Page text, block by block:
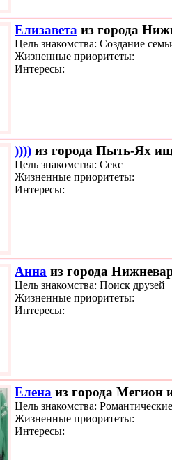
Елизавета из города
Цель знакомства: Создание
Жизненные приоритеты:
Интересы:
)))) из города Пыть-Ях
Цель знакомства: Секс
Жизненные приоритеты:
Интересы:
Анна из города
Цель знакомства: Поиск друзей
Жизненные приоритеты:
Интересы:
Елена из города Мегион
Цель знакомства:
Жизненные приоритеты:
Интересы: